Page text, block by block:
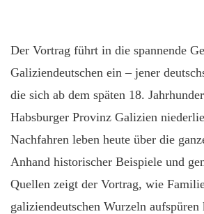
Der Vortrag führt in die spannende
Galiziendeutschen ein – jener
die sich ab dem späten 18.
Habsburger Provinz Galizien
Nachfahren leben heute über die
Anhand historischer Beispiele und
Quellen zeigt der Vortrag, wie
galiziendeutschen Wurzeln